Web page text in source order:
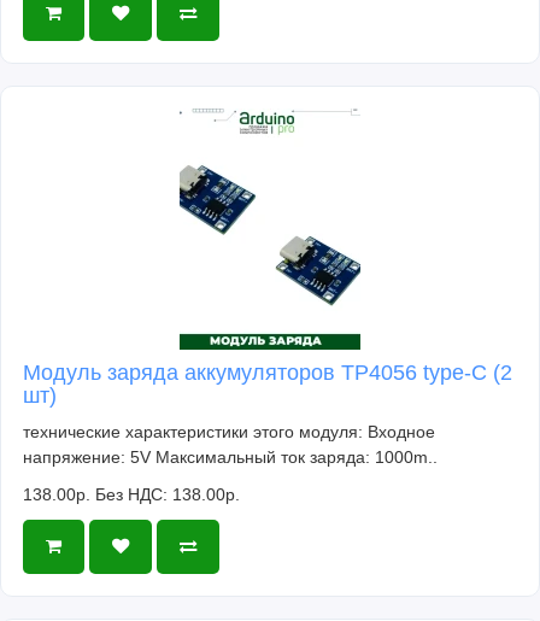
Модуль заряда аккумуляторов TP4056 type-C (2
шт)
технические характеристики этого модуля: Входное
напряжение: 5V Максимальный ток заряда: 1000m..
138.00р. Без НДС: 138.00р.